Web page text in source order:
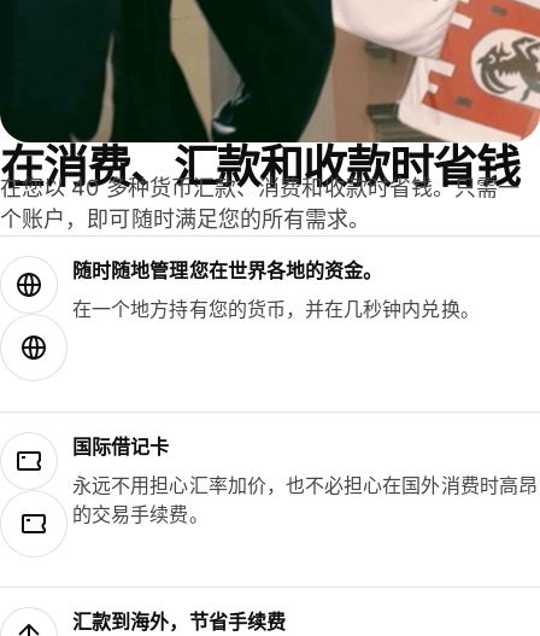
在消费、汇款和收款时省钱
在您以 40 多种货币汇款、消费和收款时省钱。只需一
个账户，即可随时满足您的所有需求。
随时随地管理您在世界各地的资金。
在一个地方持有您的货币，并在几秒钟内兑换。
国际借记卡
永远不用担心汇率加价，也不必担心在国外消费时高昂
的交易手续费。
汇款到海外，节省手续费